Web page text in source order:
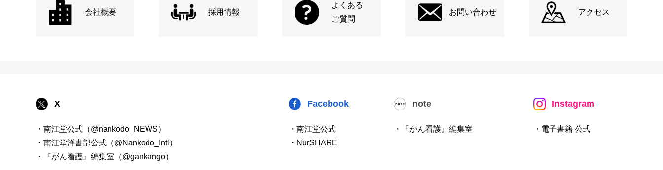
会社概要 採用情報
よくある
ご質問
お問い合わせ アクセス
X
・南江堂公式（@nankodo_NEWS）
・南江堂洋書部公式（@Nankodo_Intl）
・『がん看護』編集室（@gankango）
Facebook
・南江堂公式
・NurSHARE
note
・『がん看護』編集室
Instagram
・電子書籍 公式